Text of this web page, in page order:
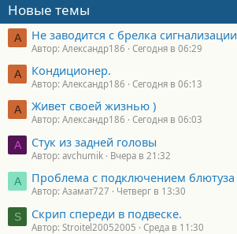
Новые темы
А Не заводится с брелка сигнализации
Автор: Александр186 Сегодня в 06:29
А Кондиционер.
Автор: Александр186 Сегодня в 06:13
А Живет своей жизнью )
Автор: Александр186 Сегодня в 06:03
A Стук из задней головы
Автор: avchumik Вчера в 21:32
А Проблема с подключением блютуза
Автор: Азамат727 Четверг в 13:30
S Скрип спереди в подвеске.
Автор: Stroitel20052005 Среда в 11:30